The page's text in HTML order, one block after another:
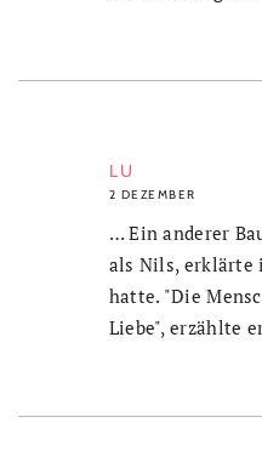
LU
2 DEZEMBER
… Ein anderer
als Nils, erklärte
hatte. "Die
Liebe", erzählte